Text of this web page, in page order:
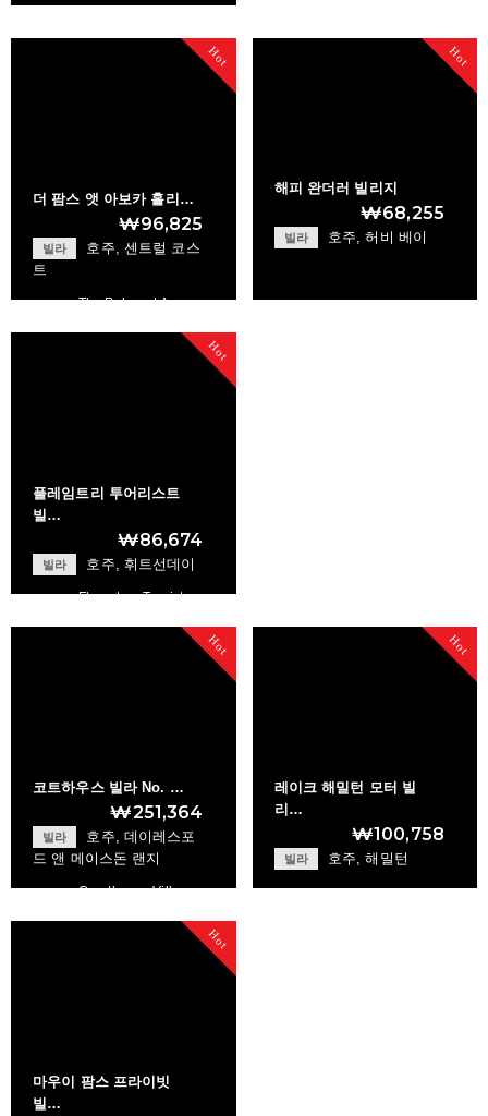
Macquarie Univers…
+ Hot
더 팜스 앳 아보카 홀리…
₩96,825
빌라
호주, 센트럴 코스
트
The Palms at Avoc…
Hot
해피 완더러 빌리지
₩68,255
빌라 호주, 허비 베이
Hot
플레임트리 투어리스트
빌…
₩86,674
빌라 호주, 휘트선데이
Flametree Tourist…
Hot
코트하우스 빌라 No. …
₩251,364
빌라
호주, 데이레스포
드 앤 메이스돈 랜지
Courthouse Villa …
Hot
레이크 해밀턴 모터 빌
리…
₩100,758
빌라 호주, 해밀턴
Hot
마우이 팜스 프라이빗
빌…